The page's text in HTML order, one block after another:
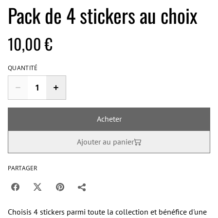
Pack de 4 stickers au choix
10,00 €
QUANTITÉ
Acheter
Ajouter au panier
PARTAGER
Choisis 4 stickers parmi toute la collection et bénéfice d'une